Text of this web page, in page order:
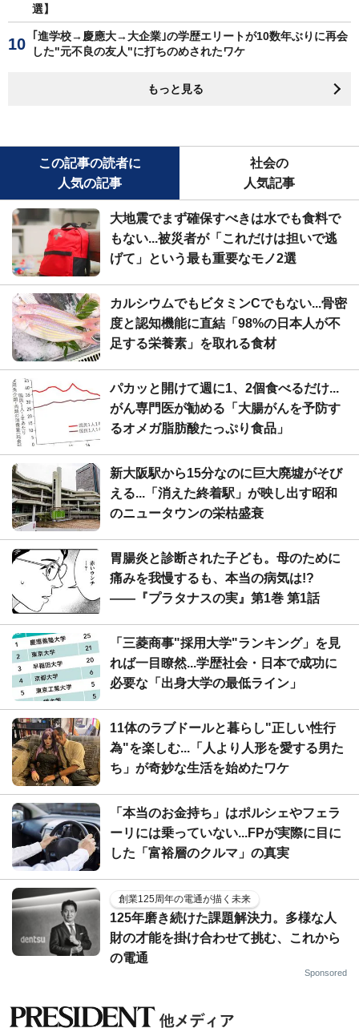
選】
｢進学校→慶應大→大企業｣の学歴エリートが10数年ぶりに再会
した"元不良の友人"に打ちのめされたワケ
もっと見る
この記事の読者に
人気の記事
社会の
人気記事
大地震でまず確保すべきは水でも食料で
もない...被災者が「これだけは担いで逃
げて」という最も重要なモノ2選
カルシウムでもビタミンCでもない...骨密
度と認知機能に直結「98%の日本人が不
足する栄養素」を取れる食材
パカッと開けて週に1、2個食べるだけ...
がん専門医が勧める「大腸がんを予防す
るオメガ脂肪酸たっぷり食品」
新大阪駅から15分なのに巨大廃墟がそび
える...「消えた終着駅」が映し出す昭和
のニュータウンの栄枯盛衰
胃腸炎と診断された子ども。母のために
痛みを我慢するも、本当の病気は!?
――『プラタナスの実』第1巻 第1話
「三菱商事"採用大学"ランキング」を見
れば一目瞭然...学歴社会・日本で成功に
必要な「出身大学の最低ライン」
11体のラブドールと暮らし"正しい性行
為"を楽しむ...「人より人形を愛する男た
ち」が奇妙な生活を始めたワケ
「本当のお金持ち」はポルシェやフェラ
ーリには乗っていない...FPが実際に目に
した「富裕層のクルマ」の真実
創業125周年の電通が描く未来
125年磨き続けた課題解決力。多様な人
財の才能を掛け合わせて挑む、これから
の電通
Sponsored